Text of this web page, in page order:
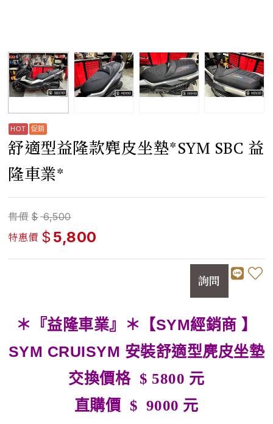
舒適型益隆款麂皮坐墊*SYM SBC 益
隆車業*
售價 $ 6,500
特惠價 $ 5,800
詢問
＊『益隆車業』＊【SYM經銷商 】
SYM CRUISYM 安裝舒適型麂皮坐墊
交換價格$ 5800 元
直購價$ 9000 元